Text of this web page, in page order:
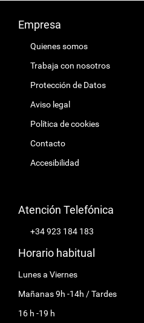
Empresa
Quienes somos
Trabaja con nosotros
Protección de Datos
Aviso legal
Política de cookies
Contacto
Accesibilidad
Atención Telefónica
+34 923 184 183
Horario habitual
Lunes a Viernes
Mañanas 9h -14h / Tardes
16 h -19 h